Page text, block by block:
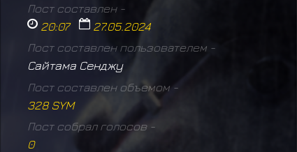
Пост составлен -
20:07 27.05.2024
Пост составлен пользователем -
Сайтама Сенджу
Пост составлен объемом -
328 SYM
Пост собрал голосов -
0